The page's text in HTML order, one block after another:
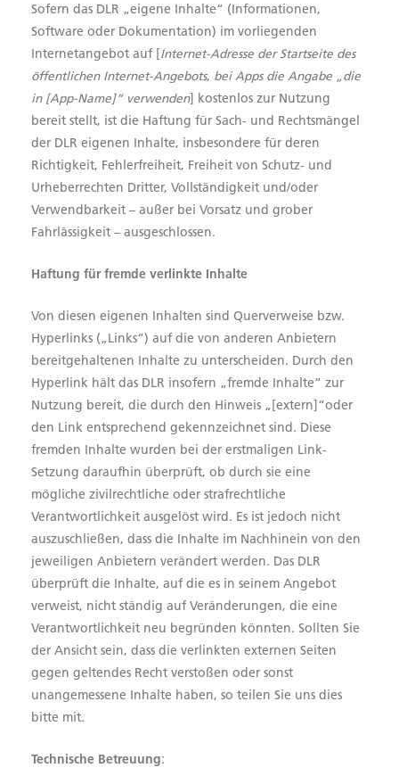
Sofern das DLR „eigene Inhalte“ (Informationen,
Software oder Dokumentation) im vorliegenden
Internetangebot auf [Internet-Adresse der Startseite des
öffentlichen Internet-Angebots, bei Apps die Angabe „die
in [App-Name]“ verwenden] kostenlos zur Nutzung
bereit stellt, ist die Haftung für Sach- und Rechtsmängel
der DLR eigenen Inhalte, insbesondere für deren
Richtigkeit, Fehlerfreiheit, Freiheit von Schutz- und
Urheberrechten Dritter, Vollständigkeit und/oder
Verwendbarkeit – außer bei Vorsatz und grober
Fahrlässigkeit – ausgeschlossen.
Haftung für fremde verlinkte Inhalte
Von diesen eigenen Inhalten sind Querverweise bzw.
Hyperlinks („Links“) auf die von anderen Anbietern
bereitgehaltenen Inhalte zu unterscheiden. Durch den
Hyperlink hält das DLR insofern „fremde Inhalte“ zur
Nutzung bereit, die durch den Hinweis „[extern]“oder
den Link entsprechend gekennzeichnet sind. Diese
fremden Inhalte wurden bei der erstmaligen Link-
Setzung daraufhin überprüft, ob durch sie eine
mögliche zivilrechtliche oder strafrechtliche
Verantwortlichkeit ausgelöst wird. Es ist jedoch nicht
auszuschließen, dass die Inhalte im Nachhinein von den
jeweiligen Anbietern verändert werden. Das DLR
überprüft die Inhalte, auf die es in seinem Angebot
verweist, nicht ständig auf Veränderungen, die eine
Verantwortlichkeit neu begründen könnten. Sollten Sie
der Ansicht sein, dass die verlinkten externen Seiten
gegen geltendes Recht verstoßen oder sonst
unangemessene Inhalte haben, so teilen Sie uns dies
bitte mit.
Technische Betreuung: